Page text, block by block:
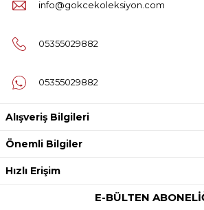
info@gokcekoleksiyon.com
05355029882
05355029882
Alışveriş Bilgileri
Önemli Bilgiler
Hızlı Erişim
E-BÜLTEN